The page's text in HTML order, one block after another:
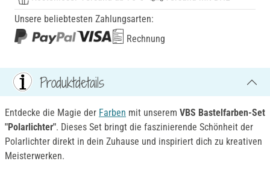
Unsere beliebtesten Zahlungsarten:
Rechnung
Produktdetails
Entdecke die Magie der Farben mit unserem VBS Bastelfarben-Set
"Polarlichter". Dieses Set bringt die faszinierende Schönheit der
Polarlichter direkt in dein Zuhause und inspiriert dich zu kreativen
Meisterwerken.